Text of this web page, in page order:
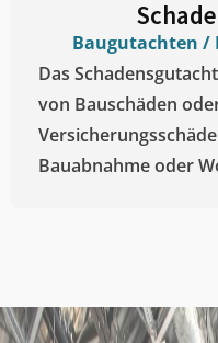
Baugutachten /
Das
von Bauschäden
Bauabnahme oder